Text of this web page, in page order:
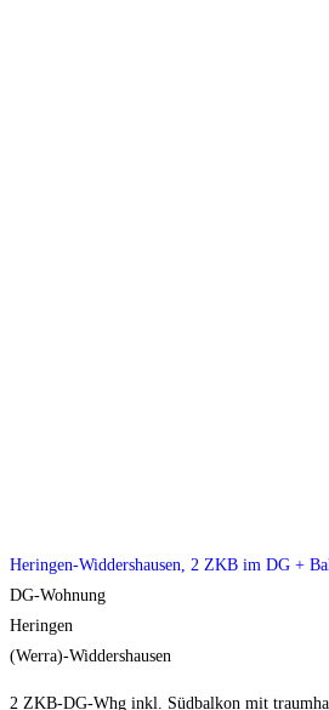
Heringen-Widdershausen, 2 ZKB im DG +
DG-Wohnung
Heringen
(Werra)-Widdershausen
2 ZKB-DG-Whg inkl. Südbalkon mit